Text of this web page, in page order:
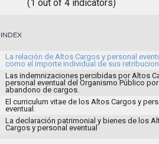
(1 out of 4 indicators)
INDEX
La relación de Altos Cargos y personal
como el importe individual de sus
Las indemnizaciones percibidas por Altos
personal eventual del Organismo Público por
abandono de cargos.
El curriculum vitae de los Altos Cargos y
eventual.
La declaración patrimonial y bienes de los
Cargos y personal eventual